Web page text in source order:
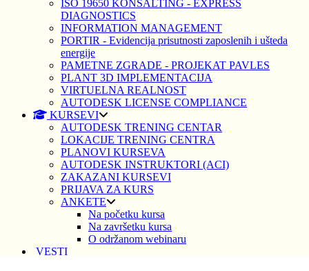
ISO 19650 KONSALTING - EXPRESS
DIAGNOSTICS
INFORMATION MANAGEMENT
PORTIR - Evidencija prisutnosti zaposlenih i ušteda
energije
PAMETNE ZGRADE - PROJEKAT PAVLES
PLANT 3D IMPLEMENTACIJA
VIRTUELNA REALNOST
AUTODESK LICENSE COMPLIANCE
KURSEVI
AUTODESK TRENING CENTAR
LOKACIJE TRENING CENTRA
PLANOVI KURSEVA
AUTODESK INSTRUKTORI (ACI)
ZAKAZANI KURSEVI
PRIJAVA ZA KURS
ANKETE
Na početku kursa
Na završetku kursa
O održanom webinaru
VESTI